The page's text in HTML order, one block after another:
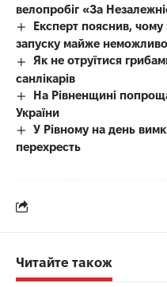
велопробіг «За
Експерт пояснив,
запуску майже неможливо
Як не отруїтися
санлікарів
На Рівненщині
України
У Рівному на день
перехресть
Читайте також